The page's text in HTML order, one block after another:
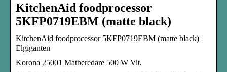
KitchenAid foodprocessor
5KFP0719EBM (matte black)
KitchenAid foodprocessor 5KFP0719EBM (matte black) |
Elgiganten
Korona 25001 Matberedare 500 W Vit.